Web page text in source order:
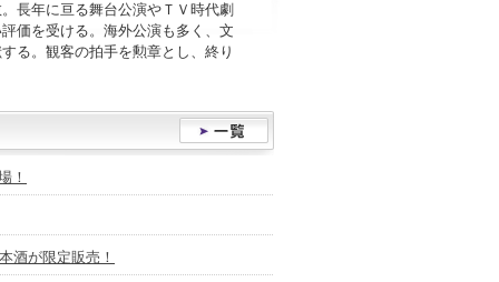
長年に亘る舞台公演やＴＶ時代劇
価を受ける。海外公演も多く、文
る。観客の拍手を勲章とし、終り
！
酒が限定販売！